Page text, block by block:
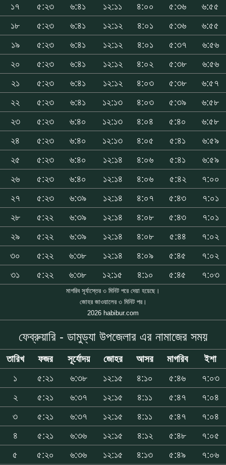
১৭
৫:২৩ ৬:৪১ ১২:১১ ৪:০০ ৫:৩৬
৬:৫৫
১৮
৫:২৩ ৬:৪১ ১২:১২ ৪:০১ ৫:৩৬
৬:৫৫
১৯
৫:২৩ ৬:৪১ ১২:১২ ৪:০১ ৫:৩৭
৬:৫৬
২০
৫:২৩ ৬:৪১ ১২:১২ ৪:০২ ৫:৩৮
৬:৫৬
২১
৫:২৩ ৬:৪১ ১২:১২ ৪:০৩ ৫:৩৮
৬:৫৭
২২
৫:২৩ ৬:৪১ ১২:১৩ ৪:০৩ ৫:৩৯
৬:৫৮
২৩
৫:২৩ ৬:৪০ ১২:১৩ ৪:০৪ ৫:৪০
৬:৫৮
২৪
৫:২৩ ৬:৪০ ১২:১৩ ৪:০৫ ৫:৪১
৬:৫৯
২৫
৫:২৩ ৬:৪০ ১২:১৪ ৪:০৬ ৫:৪১
৬:৫৯
২৬
৫:২৩ ৬:৪০ ১২:১৪ ৪:০৬ ৫:৪২
৭:০০
২৭
৫:২৩ ৬:৩৯ ১২:১৪ ৪:০৭ ৫:৪৩
৭:০১
২৮
৫:২২ ৬:৩৯ ১২:১৪ ৪:০৮ ৫:৪৩
৭:০১
২৯
৫:২২ ৬:৩৯ ১২:১৪ ৪:০৮ ৫:৪৪
৭:০২
৩০
৫:২২ ৬:৩৮ ১২:১৪ ৪:০৯ ৫:৪৫
৭:০২
৩১
৫:২২ ৬:৩৮ ১২:১৫ ৪:১০ ৫:৪৫ ৭:০৩
মাগরিব সূর্যাস্তের ৩ মিনিট পরে দেয়া হয়েছে।
জোহর জাওয়ালের ৩ মিনিট পর।
2026 habibur.com
ফেব্রুয়ারি - ডামুড্যা উপজেলার এর নামাজের সময়
তারিখ ফজর সূর্যোদয় জোহর আসর মাগরিব
ইশা
১
৫:২১ ৬:৩৮ ১২:১৫ ৪:১০ ৫:৪৬
৭:০৩
২
৫:২১ ৬:৩৭ ১২:১৫ ৪:১১ ৫:৪৭
৭:০৪
৩
৫:২১ ৬:৩৭ ১২:১৫ ৪:১১ ৫:৪৭
৭:০৪
৪
৫:২১ ৬:৩৬ ১২:১৫ ৪:১২ ৫:৪৮
৭:০৫
৫
৫:২০ ৬:৩৬ ১২:১৫ ৪:১৩ ৫:৪৯
৭:০৬